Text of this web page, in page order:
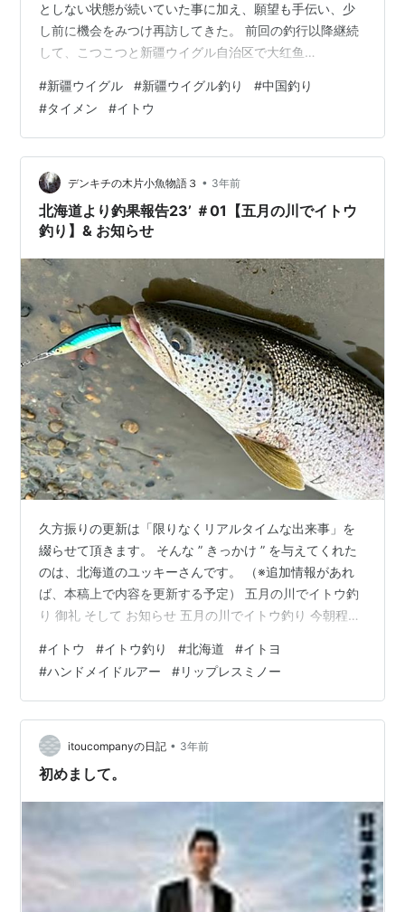
としない状態が続いていた事に加え、願望も手伝い、少
し前に機会をみつけ再訪してきた。 前回の釣行以降継続
して、こつこつと新疆ウイグル自治区で大红鱼
べていたところ、カナス水系をはじめ、大红鱼が現在も
生息して居る事が確実な水系はいくつか見つかったが、
やはり何処も釣りの許可が降りる可能性は限りなく0に近
く、現地のルアーフィッシャーマン数名に尋ねても、残
念ながら全て同じ返答だった。 しかし、調査をしている
中で、現地のルアーフィッシャーマンから、…
#新疆ウイグル #新疆ウイグル釣り #中国釣り
#タイメン #イトウ
デンキチの木片小魚物語３ • 3年前
北海道より釣果報告23’ ＃01【五月の川でイトウ
釣り】& お知らせ
久方振りの更新は「限りなくリアルタイムな出来事」を
綴らせて頂きます。 そんな ” きっかけ ” を与えてくれた
のは、北海道のユッキーさんです。 （※追加情報があれ
ば、本稿上で内容を更新する予定） 五月の川でイトウ釣
り 御礼 そして お知らせ 五月の川でイトウ釣り 今朝程
ら、LINEの着信音が連続して鳴り響きました。 直ぐにピ
ンときましたよ（笑）。 何故なら、昨日、彼から釣行予
定を聞いていたから。「このタイミングでのLINEだか
ら、釣果があったな！」といった感じでした。 興奮気味
にLINEを開くと、そこには眩いばかりの銀鱗が … 。そし
て、…
#イトウ #イトウ釣り #北海道 #イトヨ
#ハンドメイドルアー #リップレスミノー
itoucompanyの日記 • 3年前
初めまして。